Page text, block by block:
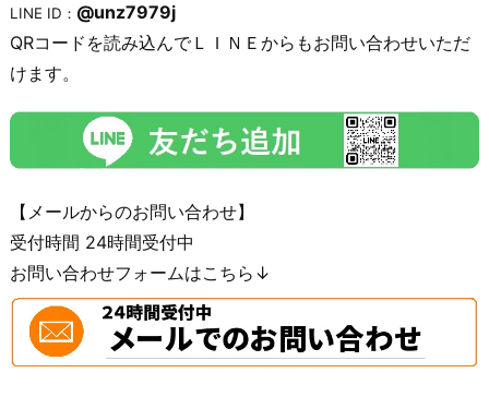
LINE ID： @unz7979j
QRコードを読み込んでＬＩＮＥからもお問い合わせいただ
けます。
【メールからのお問い合わせ】
受付時間 24時間受付中
お問い合わせフォームはこちら↓